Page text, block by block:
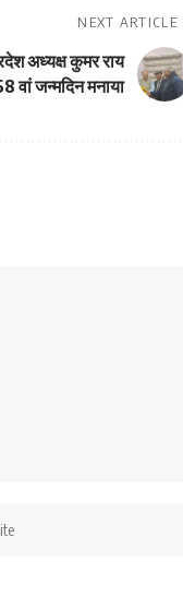
NEXT ARTICLE
अध्यक्ष कुमर राय
जन्मदिन मनाया